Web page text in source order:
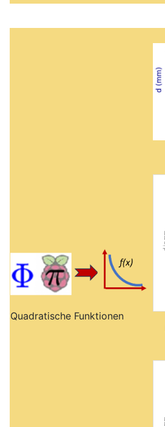
Quadratische Funktionen